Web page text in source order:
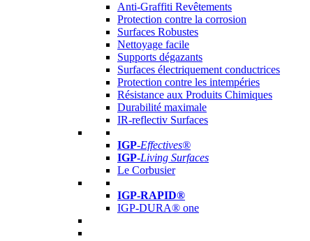
Anti-Graffiti Revêtements
Protection contre la corrosion
Surfaces Robustes
Nettoyage facile
Supports dégazants
Surfaces électriquement conductrices
Protection contre les intempéries
Résistance aux Produits Chimiques
Durabilité maximale
IR-reflectiv Surfaces
IGP-Effectives®
IGP-Living Surfaces
Le Corbusier
IGP-RAPID®
IGP-DURA® one